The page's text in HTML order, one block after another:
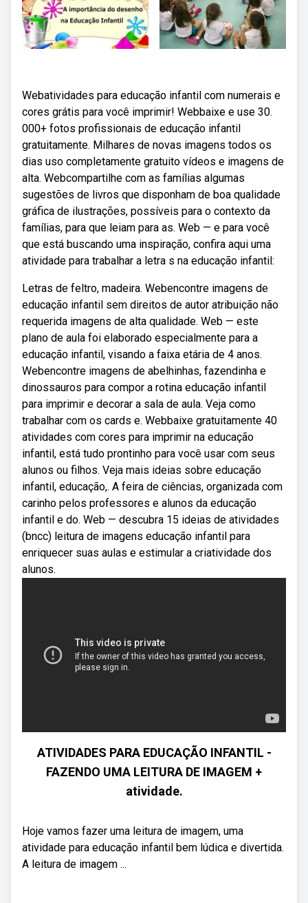
Webatividades para educação infantil com numerais e
cores grátis para você imprimir! Webbaixe e use 30.
000+ fotos profissionais de educação infantil
gratuitamente. Milhares de novas imagens todos os
dias uso completamente gratuito vídeos e imagens de
alta. Webcompartilhe com as famílias algumas
sugestões de livros que disponham de boa qualidade
gráfica de ilustrações, possíveis para o contexto da
famílias, para que leiam para as. Web — e para você
que está buscando uma inspiração, confira aqui uma
atividade para trabalhar a letra s na educação infantil:
Letras de feltro, madeira. Webencontre imagens de
educação infantil sem direitos de autor atribuição não
requerida imagens de alta qualidade. Web — este
plano de aula foi elaborado especialmente para a
educação infantil, visando a faixa etária de 4 anos.
Webencontre imagens de abelhinhas, fazendinha e
dinossauros para compor a rotina educação infantil
para imprimir e decorar a sala de aula. Veja como
trabalhar com os cards e. Webbaixe gratuitamente 40
atividades com cores para imprimir na educação
infantil, está tudo prontinho para você usar com seus
alunos ou filhos. Veja mais ideias sobre educação
infantil, educação,. A feira de ciências, organizada com
carinho pelos professores e alunos da educação
infantil e do. Web — descubra 15 ideias de atividades
(bncc) leitura de imagens educação infantil para
enriquecer suas aulas e estimular a criatividade dos
alunos.
ATIVIDADES PARA EDUCAÇÃO INFANTIL -
FAZENDO UMA LEITURA DE IMAGEM +
atividade.
Hoje vamos fazer uma leitura de imagem, uma
atividade para educação infantil bem lúdica e divertida.
A leitura de imagem ...